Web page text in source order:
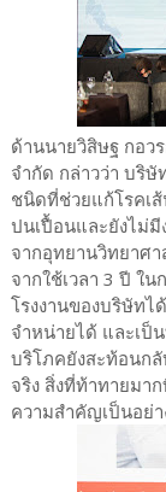
ด้านนายวิสิษฐ กอว
จํากัด กล่าวว่า บริ
ชนิดที่ช่วยแก้โรคเ
ปนเปื้อนและยังไม่
จากอุทยานวิทยาศ
จากใช้เวลา 3 ปี ใ
โรงงานของบริษัท
จำหน่ายได้ และเป็
บริโภคยังสะท้อนก
จริง สิ่งที่ท้าทายมา
ความสำคัญเป็นอย่า